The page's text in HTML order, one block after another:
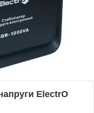
ElectrO